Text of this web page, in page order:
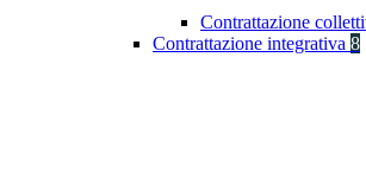
Contrattazione
Contrattazione integrativa 8